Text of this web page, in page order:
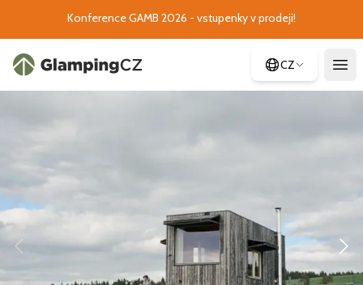
Konference GAMB 2026 - vstupenky v prodeji!
CZ